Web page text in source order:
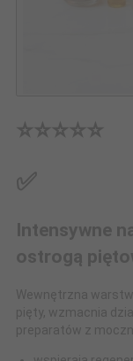
⭐⭐⭐⭐⭐
✅
Intensywne
ostrogą
Wewnętrzna
pięty, wzmacnia
preparatów z